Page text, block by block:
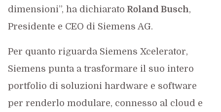
dimensioni”, ha dichiarato Roland Busch,
Presidente e CEO di Siemens AG.
Per quanto riguarda Siemens Xcelerator,
Siemens punta a trasformare il suo intero
portfolio di soluzioni hardware e software
per renderlo modulare, connesso al cloud e